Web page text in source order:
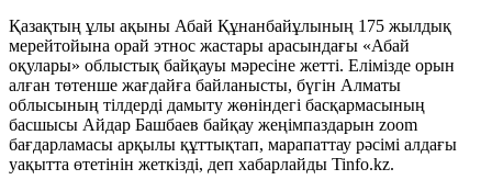
Қазақтың ұлы ақыны Абай Құнанбайұлының 175 жылдық
мерейтойына орай этнос жастары арасындағы «Абай
оқулары» облыстық байқауы мәресіне жетті. Елімізде орын
алған төтенше жағдайға байланысты, бүгін Алматы
облысының тілдерді дамыту жөніндегі басқармасының
басшысы Айдар Башбаев байқау жеңімпаздарын zoom
бағдарламасы арқылы құттықтап, марапаттау рәсімі алдағы
уақытта өтетінін жеткізді, деп хабарлайды Tinfo.kz.